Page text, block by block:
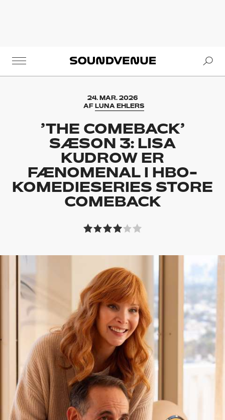
Soundvenue
24. MAR. 2026
AF LUNA EHLERS
’THE COMEBACK’
SÆSON 3: LISA
KUDROW ER
FÆNOMENAL I HBO-
KOMEDIESERIES STORE
COMEBACK